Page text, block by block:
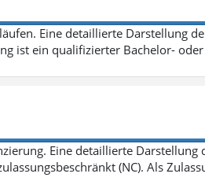
Eine detaillierte Darstellung
ist ein qualifizierter Bachelor-
Eine detaillierte
(NC). Als